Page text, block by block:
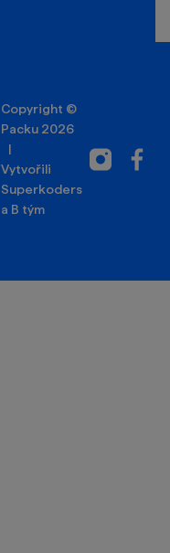
Copyright ©
Packu 2026
|
Vytvořili
Superkoders
a B tým
Instagram